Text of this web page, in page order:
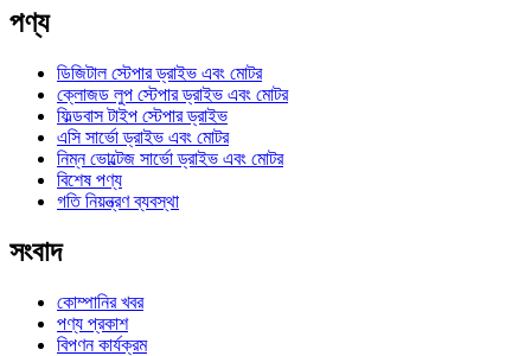
পণ্য
ডিজিটাল স্টেপার ড্রাইভ এবং মোটর
ক্লোজড লুপ স্টেপার ড্রাইভ এবং মোটর
ফিল্ডবাস টাইপ স্টেপার ড্রাইভ
এসি সার্ভো ড্রাইভ এবং মোটর
নিম্ন ভোল্টেজ সার্ভো ড্রাইভ এবং মোটর
বিশেষ পণ্য
গতি নিয়ন্ত্রণ ব্যবস্থা
সংবাদ
কোম্পানির খবর
পণ্য প্রকাশ
বিপণন কার্যক্রম